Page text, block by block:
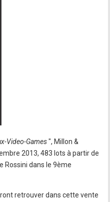
Video-Games", Millon &
2013, 483 lots à partir de
Rossini dans le 9ème
retrouver dans cette vente